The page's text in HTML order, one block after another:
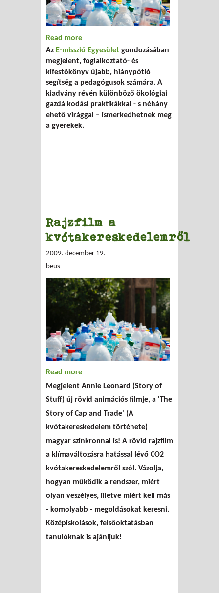
Read more
kisiskolásoknak
Az E-misszió Egyesület gondozásában
megjelent, foglalkoztató- és
kifestőkönyv újabb, hiánypótló
segítség a pedagógusok számára. A
kiadvány révén különböző ökológiai
gazdálkodási praktikákkal - s néhány
ehető virággal – ismerkedhetnek meg
a gyerekek.
Rajzfilm a
kvótakereskedelemről
2009. december 19.
beus
Read more
Megjelent Annie Leonard (Story of
Stuff) új rövid animációs filmje, a 'The
Story of Cap and Trade' (A
kvótakereskedelem története)
magyar szinkronnal is! A rövid rajzfilm
a klímaváltozásra hatással lévő CO2
kvótakereskedelemről szól. Vázolja,
hogyan működik a rendszer, miért
olyan veszélyes, illetve miért kell más
- komolyabb - megoldásokat keresni.
Középiskolások, felsőoktatásban
tanulóknak is ajánljuk!